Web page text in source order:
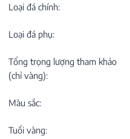
Loại đá chính:
Loại đá phụ:
Tổng trọng lượng tham khảo
(chỉ vàng):
Màu sắc:
Tuổi vàng: